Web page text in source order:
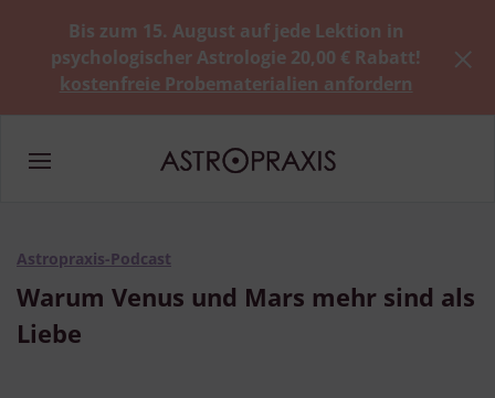
Bis zum 15. August auf jede Lektion in
psychologischer Astrologie 20,00 € Rabatt!
kostenfreie Probematerialien anfordern
Astropraxis-Podcast
Warum Venus und Mars mehr sind als
Liebe